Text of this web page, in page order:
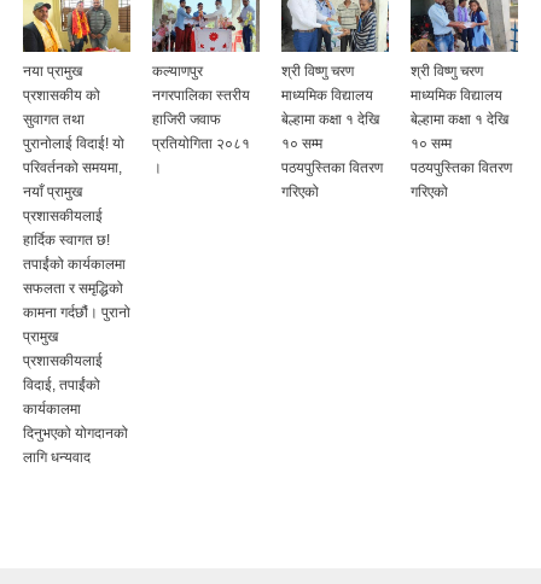
नया प्रामुख
प्रशासकीय को
सुवागत तथा
पुरानोलाई विदाई! यो
परिवर्तनको समयमा,
नयाँ प्रामुख
प्रशासकीयलाई
हार्दिक स्वागत छ!
तपाईंको कार्यकालमा
सफलता र समृद्धिको
कामना गर्दछौं। पुरानो
प्रामुख
प्रशासकीयलाई
विदाई, तपाईंको
कार्यकालमा
दिनुभएको योगदानको
लागि धन्यवाद
कल्याणपुर
नगरपालिका स्तरीय
हाजिरी जवाफ
प्रतियोगिता २०८१
।
श्री विष्णु चरण
माध्यमिक विद्यालय
बेल्हामा कक्षा १ देखि
१० सम्म
पठयपुस्तिका वितरण
गरिएको
श्री विष्णु चरण
माध्यमिक विद्यालय
बेल्हामा कक्षा १ देखि
१० सम्म
पठयपुस्तिका वितरण
गरिएको